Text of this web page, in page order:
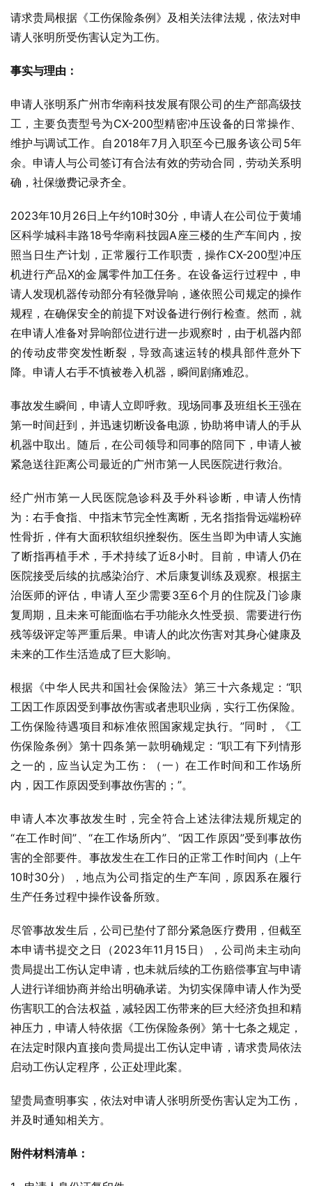
请求贵局根据《工伤保险条例》及相关法律法规，依法对申
请人张明所受伤害认定为工伤。
事实与理由：
申请人张明系广州市华南科技发展有限公司的生产部高级技
工，主要负责型号为CX-200型精密冲压设备的日常操作、
维护与调试工作。自2018年7月入职至今已服务该公司5年
余。申请人与公司签订有合法有效的劳动合同，劳动关系明
确，社保缴费记录齐全。
2023年10月26日上午约10时30分，申请人在公司位于黄埔
区科学城科丰路18号华南科技园A座三楼的生产车间内，按
照当日生产计划，正常履行工作职责，操作CX-200型冲压
机进行产品X的金属零件加工任务。在设备运行过程中，申
请人发现机器传动部分有轻微异响，遂依照公司规定的操作
规程，在确保安全的前提下对设备进行例行检查。然而，就
在申请人准备对异响部位进行进一步观察时，由于机器内部
的传动皮带突发性断裂，导致高速运转的模具部件意外下
降。申请人右手不慎被卷入机器，瞬间剧痛难忍。
事故发生瞬间，申请人立即呼救。现场同事及班组长王强在
第一时间赶到，并迅速切断设备电源，协助将申请人的手从
机器中取出。随后，在公司领导和同事的陪同下，申请人被
紧急送往距离公司最近的广州市第一人民医院进行救治。
经广州市第一人民医院急诊科及手外科诊断，申请人伤情
为：右手食指、中指末节完全性离断，无名指指骨远端粉碎
性骨折，伴有大面积软组织挫裂伤。医生当即为申请人实施
了断指再植手术，手术持续了近8小时。目前，申请人仍在
医院接受后续的抗感染治疗、术后康复训练及观察。根据主
治医师的评估，申请人至少需要3至6个月的住院及门诊康
复周期，且未来可能面临右手功能永久性受损、需要进行伤
残等级评定等严重后果。申请人的此次伤害对其身心健康及
未来的工作生活造成了巨大影响。
根据《中华人民共和国社会保险法》第三十六条规定：“职
工因工作原因受到事故伤害或者患职业病，实行工伤保险。
工伤保险待遇项目和标准依照国家规定执行。”同时，《工
伤保险条例》第十四条第一款明确规定：“职工有下列情形
之一的，应当认定为工伤：（一）在工作时间和工作场所
内，因工作原因受到事故伤害的；”。
申请人本次事故发生时，完全符合上述法律法规所规定的
“在工作时间”、“在工作场所内”、“因工作原因”受到事故伤
害的全部要件。事故发生在工作日的正常工作时间内（上午
10时30分），地点为公司指定的生产车间，原因系在履行
生产任务过程中操作设备所致。
尽管事故发生后，公司已垫付了部分紧急医疗费用，但截至
本申请书提交之日（2023年11月15日），公司尚未主动向
贵局提出工伤认定申请，也未就后续的工伤赔偿事宜与申请
人进行详细协商并给出明确承诺。为切实保障申请人作为受
伤害职工的合法权益，减轻因工伤带来的巨大经济负担和精
神压力，申请人特依据《工伤保险条例》第十七条之规定，
在法定时限内直接向贵局提出工伤认定申请，请求贵局依法
启动工伤认定程序，公正处理此案。
望贵局查明事实，依法对申请人张明所受伤害认定为工伤，
并及时通知相关方。
附件材料清单：